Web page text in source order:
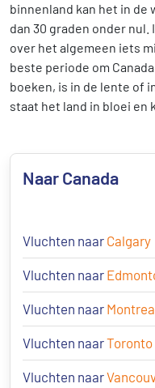
binnenland kan het in
dan 30 graden onder
over het algemeen iets
beste periode om
boeken, is in de lente of
staat het land in bloei en
Naar Canada
Vluchten naar Calgary
Vluchten naar
Vluchten naar
Vluchten naarToronto
Vluchten naar